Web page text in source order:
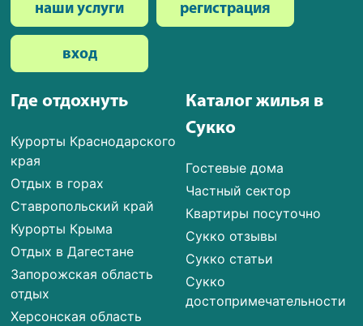
Где отдохнуть
Курорты Краснодарского
края
Отдых в горах
Ставропольский край
Курорты Крыма
Отдых в Дагестане
Запорожская область
отдых
Херсонская область
Каталог жилья в
Сукко
Гостевые дома
Частный сектор
Квартиры посуточно
Сукко отзывы
Сукко статьи
Сукко
достопримечательности
наши услуги регистрация
вход